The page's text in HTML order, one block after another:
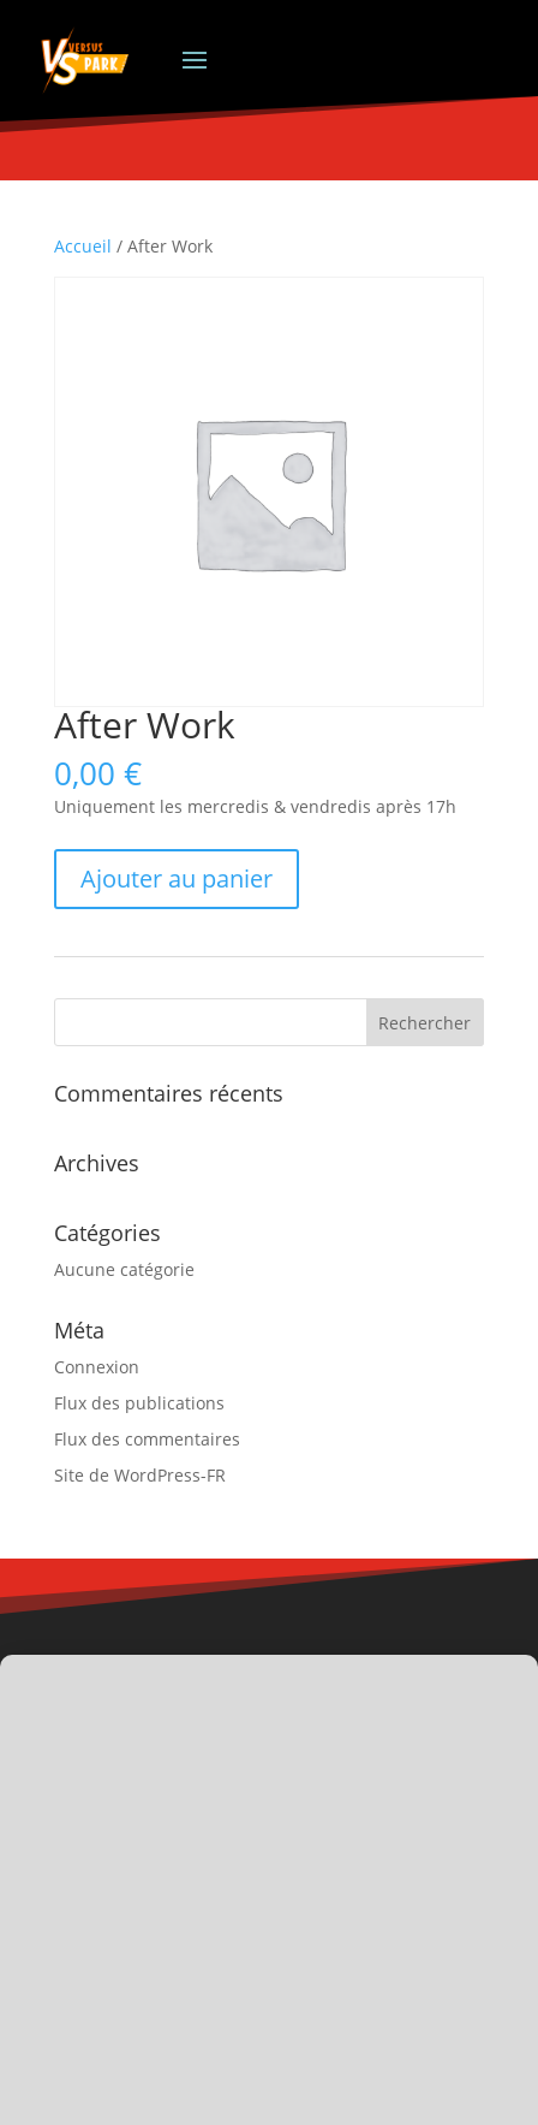
Accueil / After Work
After Work
0,00 €
Uniquement les mercredis & vendredis après 17h
After
Ajouter au panier
Commentaires récents
Archives
Catégories
Aucune catégorie
Méta
Connexion
Flux des publications
Flux des commentaires
Site de WordPress-FR